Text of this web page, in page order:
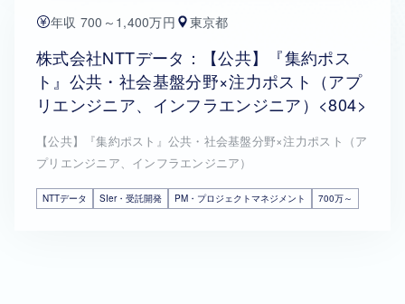
年収 700～1,400万円 東京都
株式会社NTTデータ：【公共】『集約ポス
ト』公共・社会基盤分野×注力ポスト（アプ
リエンジニア、インフラエンジニア）<804>
【公共】『集約ポスト』公共・社会基盤分野×注力ポスト（ア
プリエンジニア、インフラエンジニア）
NTTデータ SIer・受託開発 PM・プロジェクトマネジメント 700万～